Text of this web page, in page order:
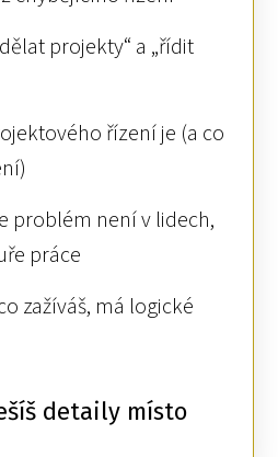
projekty“ a „řídit
řízení je (a co
problém není v lidech,
práce
zažíváš, má logické
detaily místo